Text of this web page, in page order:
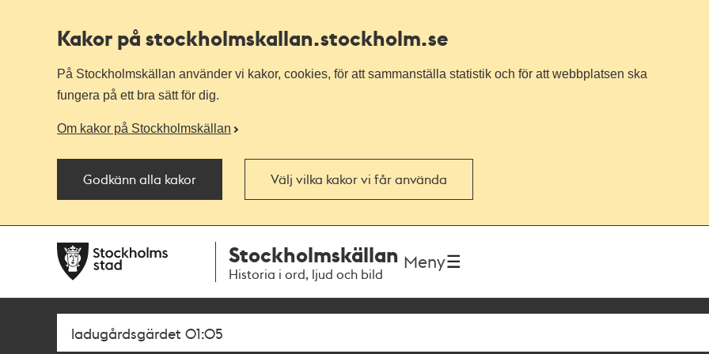
Kakor på stockholmskallan.stockholm.se
På Stockholmskällan använder vi kakor, cookies, för att sammanställa statistik och för att webbplatsen ska
fungera på ett bra sätt för dig.
Om kakor på Stockholmskällan
Godkänn alla kakor Välj vilka kakor vi får använda
navigationen
huvudinnehållet
Stockholmskällan
Historia i ord, ljud och bild
Meny
SökFritextsök